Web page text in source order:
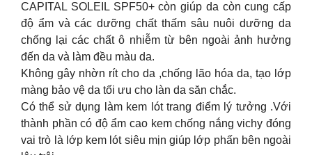
CAPITAL SOLEIL SPF50+ còn giúp da còn cung cấp
độ ẩm và các dưỡng chất thấm sâu nuôi dưỡng da
chống lại các chất ô nhiễm từ bên ngoài ảnh hưởng
đến da và làm đều màu da.
Không gây nhờn rít cho da ,chống lão hóa da, tạo lớp
màng bảo vệ da tối ưu cho làn da săn chắc.
Có thể sử dụng làm kem lót trang điểm lý tưởng .Với
thành phần có độ ẩm cao kem chống nắng vichy đóng
vai trò là lớp kem lót siêu mịn giúp lớp phấn bên ngoài